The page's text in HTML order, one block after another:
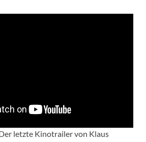
letzte Kinotrailer von Klaus